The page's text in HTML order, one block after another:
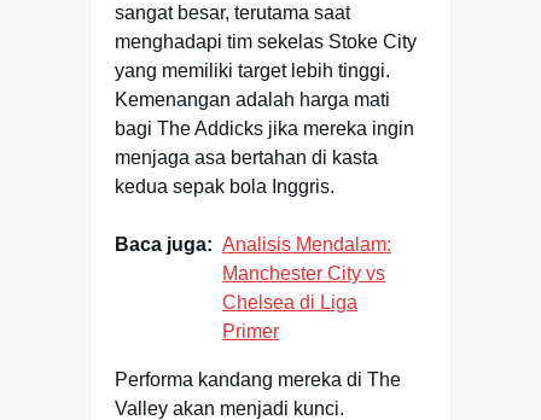
sangat besar, terutama saat
menghadapi tim sekelas Stoke City
yang memiliki target lebih tinggi.
Kemenangan adalah harga mati
bagi The Addicks jika mereka ingin
menjaga asa bertahan di kasta
kedua sepak bola Inggris.
Baca juga: Analisis Mendalam:
Manchester City vs
Chelsea di Liga
Primer
Performa kandang mereka di The
Valley akan menjadi kunci.